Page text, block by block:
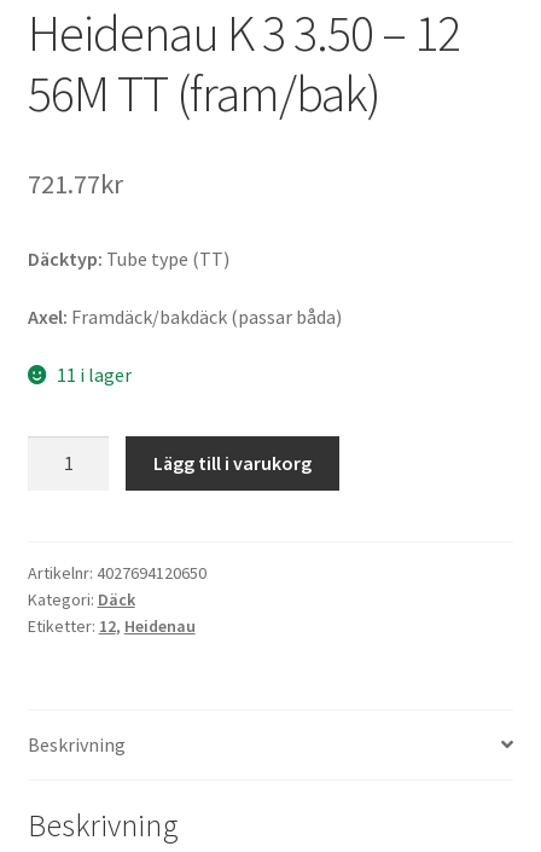
Heidenau K 3 3.50 – 12
56M TT (fram/bak)
721.77kr
Däcktyp: Tube type (TT)
Axel: Framdäck/bakdäck (passar båda)
11 i lager
-
12
56M
Lägg till i varukorg
Artikelnr: 4027694120650
Kategori: Däck
Etiketter: 12, Heidenau
Beskrivning
Beskrivning